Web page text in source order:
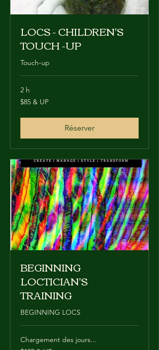
LOCS - CHILDREN'S
TOUCH -UP
Touch-up
2 h
$85
&
$85 & UP
Réserver
BEGINNING
LOCTICIAN'S
TRAINING
BEGINNING LOCS
Chargement des jours...
$199